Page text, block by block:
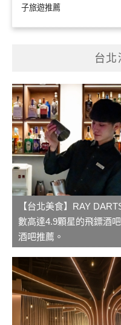
子旅遊推薦
台北
【台北美食】RAY
數高達4.9顆星的飛鏢酒
酒吧推薦。